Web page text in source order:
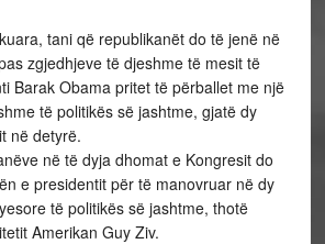
tani që republikanët do të jenë në
zgjedhjeve të djeshme të mesit të
Barak Obama pritet të përballet me një
të politikës së jashtme, gjatë dy
në detyrë.
në të dyja dhomat e Kongresit do
e presidentit për të manovruar në dy
të politikës së jashtme, thotë
Amerikan Guy Ziv.